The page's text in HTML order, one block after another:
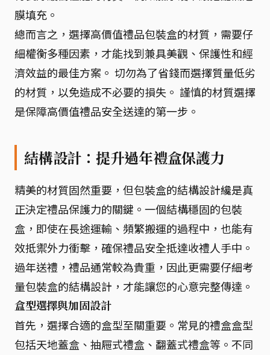
膜填充。
總而言之，選擇高價值禮品包裝盒的材質，需要仔
細權衡多種因素，才能找到兼具美觀、保護性和經
濟效益的最佳方案。 切勿為了省錢而選擇質量低劣
的材質，以免造成不必要的損失。 謹慎的材質選擇
是保障高價值禮品安全送達的第一步。
結構設計：提升過年禮盒保護力
精美的材質固然重要，但包裝盒的結構設計纔是真
正決定禮品保護力的關鍵。一個結構穩固的包裝
盒，即使在長途運輸、頻繁搬運的過程中，也能有
效抵禦外力衝擊，確保禮品安全抵達收禮人手中。
過年送禮，禮品通常較為貴重，因此更需要仔細考
量包裝盒的結構設計，才能讓您的心意完整傳達。
盒型選擇與加固設計
首先，選擇合適的盒型至關重要。常見的禮盒盒型
包括天地蓋盒、抽屜式禮盒、翻蓋式禮盒等。不同